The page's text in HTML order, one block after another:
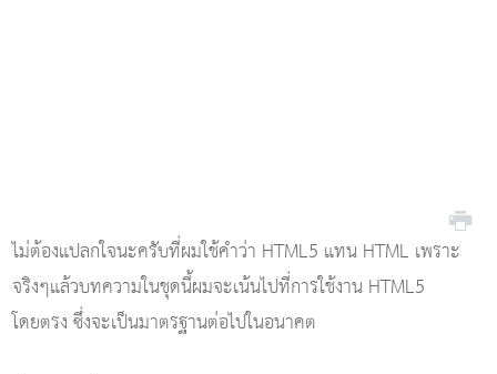
ไม่ต้องแปลกใจนะครับที่ผมใช้คำว่า HTML5 แทน HTML เพราะ
จริงๆแล้วบทความในชุดนี้ผมจะเน้นไปที่การใช้งาน HTML5
โดยตรง ซึ่งจะเป็นมาตรฐานต่อไปในอนาคต